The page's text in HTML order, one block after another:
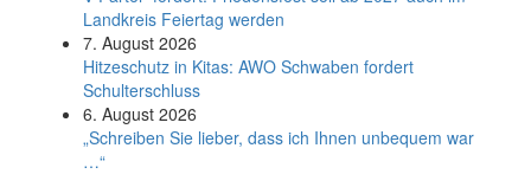
Land­kreis Feier­tag werden
7. August 2026
Hitzeschutz in Kitas: AWO Schwaben fordert
Schulterschluss
6. August 2026
„Schreiben Sie lieber, dass ich Ihnen unbequem war
…“